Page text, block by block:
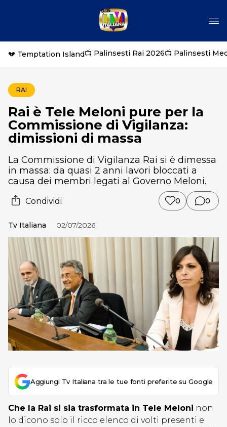
💔 Temptation Island📺 Palinsesti Rai 2026📺 Palinsesti
RAI
Rai è Tele Meloni pure per la
Commissione di Vigilanza:
dimissioni di massa
La Commissione di Vigilanza Rai si è dimessa
in massa: da quasi 2 anni lavori bloccati a
causa dei membri legati al Governo Meloni.
Condividi 0 0
Tv Italiana 02/07/2026
Aggiungi Tv Italiana tra le tue fonti preferite su Google
Che la Rai si sia trasformata in Tele Meloni non
lo dicono solo il ricco elenco di volti presenti e